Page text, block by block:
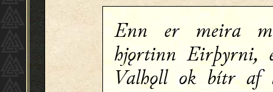
Enn er meira
hjǫrtinn Eirþyrni,
Valhǫll ok bítr af